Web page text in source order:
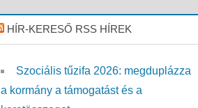
HÍR-KERESŐ RSS HÍREK
Szociális tűzifa 2026: megduplázza
a kormány a támogatást és a